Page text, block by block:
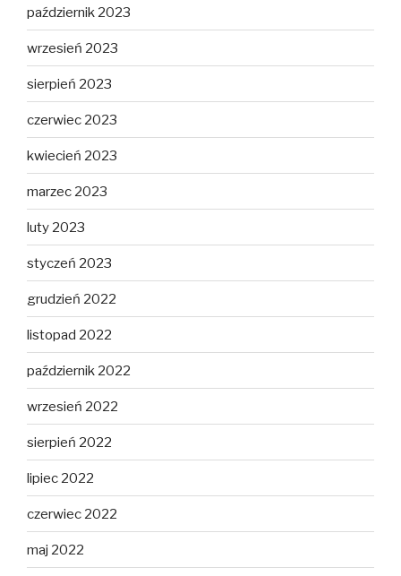
październik 2023
wrzesień 2023
sierpień 2023
czerwiec 2023
kwiecień 2023
marzec 2023
luty 2023
styczeń 2023
grudzień 2022
listopad 2022
październik 2022
wrzesień 2022
sierpień 2022
lipiec 2022
czerwiec 2022
maj 2022